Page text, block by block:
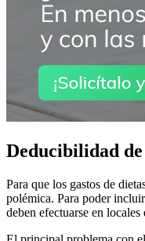
Deducibilidad
Para que los gastos de
polémica. Para poder
deben efectuarse en